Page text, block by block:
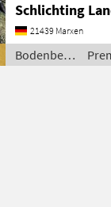
1776595M CULTIMER
1776580M ZINKEN
1776582M
Schlichting
21439 Marxen
/ Kuhn